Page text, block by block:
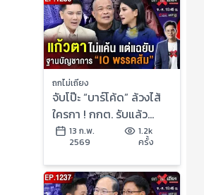
ถกไม่เถียง
จับโป๊ะ “บาร์โค้ด” ล้วงไส้
ใครกา ! กกต. รับแล้ว
“สแกนถึงต้นขั้ว” จับตา
“ส่อโมฆะ” ?
13 ก.พ.
2569
1.2k
ครั้ง